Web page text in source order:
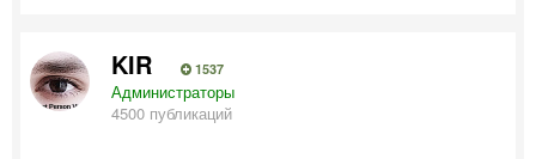
KIR 1537
Администраторы
4500 публикаций